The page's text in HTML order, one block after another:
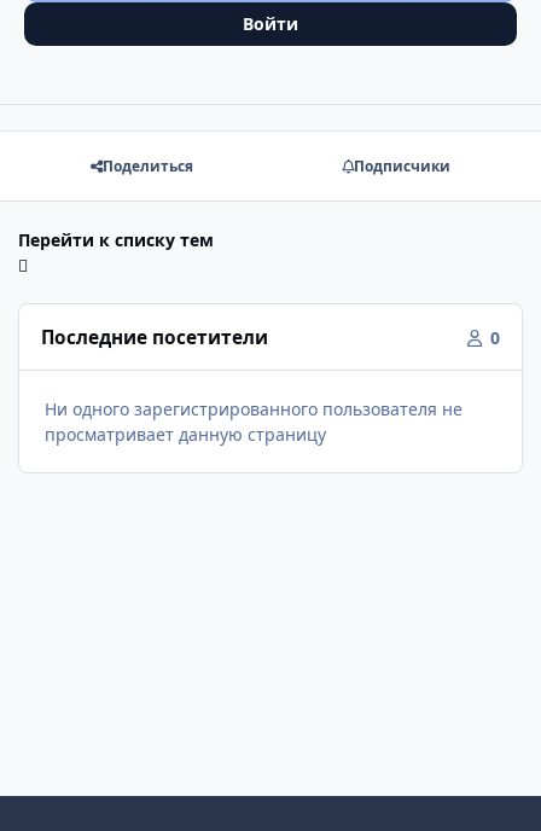
Войти
Поделиться Подписчики
Перейти к списку тем
Последние посетители 0
Ни одного зарегистрированного пользователя не
просматривает данную страницу